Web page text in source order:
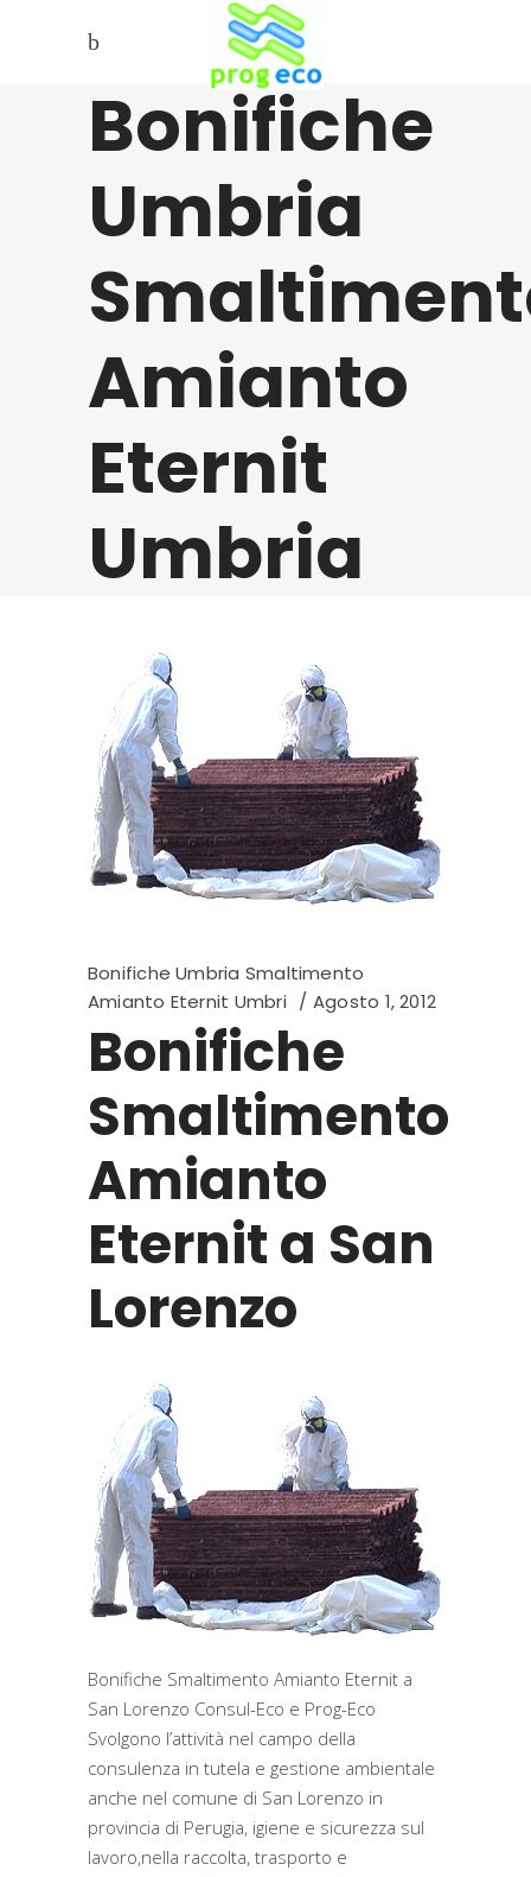
Bonifiche
Umbria
Amianto
Eternit
Umbria
Bonifiche Umbria Smaltimento
Amianto Eternit Umbri
Agosto 1, 2012
Bonifiche
Smaltimento
Amianto
Eternit a San
Lorenzo
Bonifiche Smaltimento Amianto Eternit a
San Lorenzo Consul-Eco e Prog-Eco
Svolgono l’attività nel campo della
consulenza in tutela e gestione ambientale
anche nel comune di San Lorenzo in
provincia di Perugia, igiene e sicurezza sul
lavoro,nella raccolta, trasporto e